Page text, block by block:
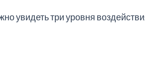
увидеть три уровня